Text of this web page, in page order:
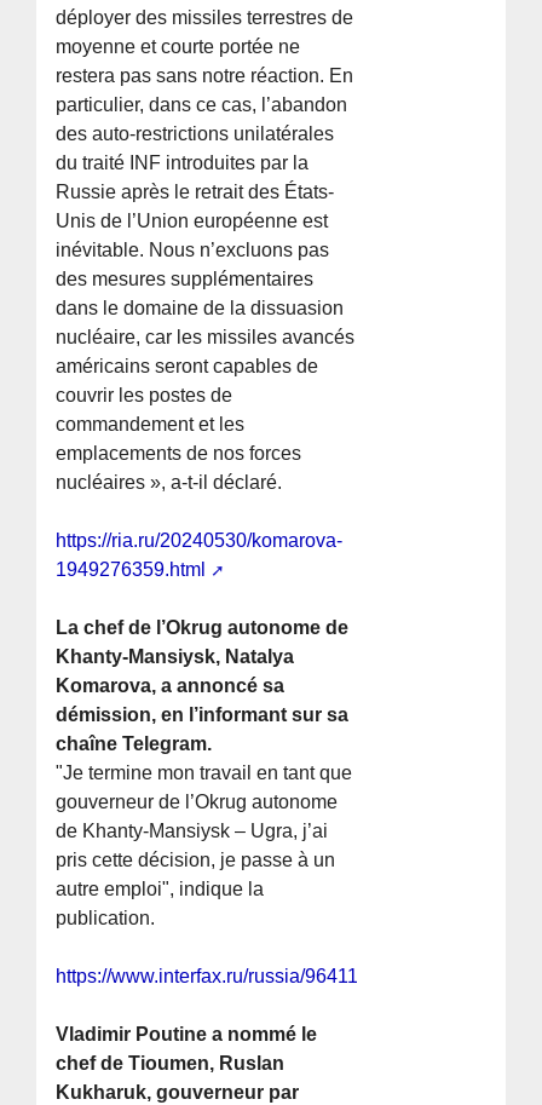
déployer des missiles terrestres de
moyenne et courte portée ne
restera pas sans notre réaction. En
particulier, dans ce cas, l’abandon
des auto-restrictions unilatérales
du traité INF introduites par la
Russie après le retrait des États-
Unis de l’Union européenne est
inévitable. Nous n’excluons pas
des mesures supplémentaires
dans le domaine de la dissuasion
nucléaire, car les missiles avancés
américains seront capables de
couvrir les postes de
commandement et les
emplacements de nos forces
nucléaires », a-t-il déclaré.
https://ria.ru/20240530/komarova-
1949276359.html
La chef de l’Okrug autonome de
Khanty-Mansiysk, Natalya
Komarova, a annoncé sa
démission, en l’informant sur sa
chaîne Telegram.
"Je termine mon travail en tant que
gouverneur de l’Okrug autonome
de Khanty-Mansiysk – Ugra, j’ai
pris cette décision, je passe à un
autre emploi", indique la
publication.
https://www.interfax.ru/russia/964110
Vladimir Poutine a nommé le
chef de Tioumen, Ruslan
Kukharuk, gouverneur par